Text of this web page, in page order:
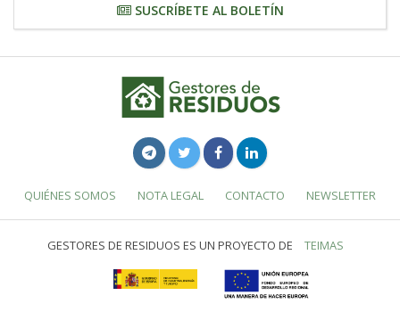
SUSCRÍBETE AL BOLETÍN
QUIÉNES SOMOS NOTA LEGAL CONTACTO NEWSLETTER
GESTORES DE RESIDUOS ES UN PROYECTO DE TEIMAS